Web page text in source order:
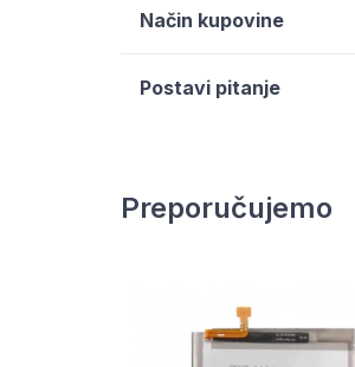
Način kupovine
Postavi pitanje
Preporučujemo